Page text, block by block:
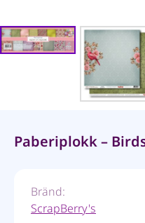
Paberiplokk –
Bränd:
ScrapBerry's